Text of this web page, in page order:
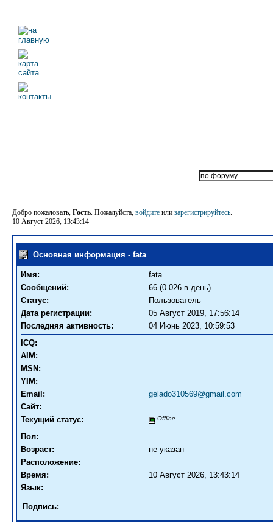
Добро пожаловать, Гость. Пожалуйста, войдите или зарегистрируйтесь.
10 Август 2026, 13:43:14
Основная информация - fata
Имя:
fata
Сообщений:
66 (0.026 в день)
Статус:
Пользователь
Дата регистрации:
05 Август 2019, 17:56:14
Последняя активность:
04 Июнь 2023, 10:59:53
ICQ:
AIM:
MSN:
YIM:
Email:
gelado310569@gmail.com
Сайт:
Текущий статус:
Offline
Пол:
Возраст:
не указан
Расположение:
Время:
10 Август 2026, 13:43:14
Язык:
Подпись: